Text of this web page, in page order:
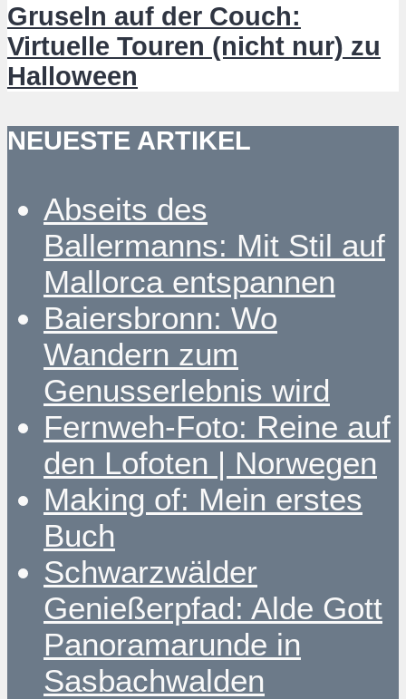
Gruseln auf der Couch:
Virtuelle Touren (nicht nur) zu
Halloween
NEUESTE ARTIKEL
Abseits des
Ballermanns: Mit Stil auf
Mallorca entspannen
Baiersbronn: Wo
Wandern zum
Genusserlebnis wird
Fernweh-Foto: Reine auf
den Lofoten | Norwegen
Making of: Mein erstes
Buch
Schwarzwälder
Genießerpfad: Alde Gott
Panoramarunde in
Sasbachwalden